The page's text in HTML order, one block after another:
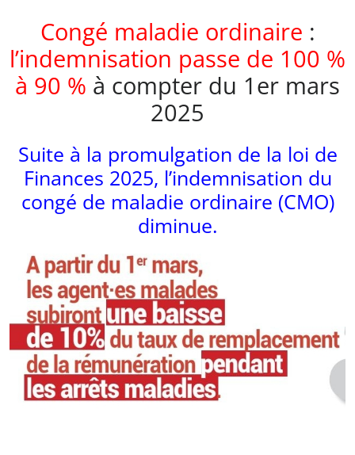
Congé maladie ordinaire :
l’indemnisation passe de 100 %
à 90 % à compter du 1er mars
2025
Suite à la promulgation de la loi de
Finances 2025, l’indemnisation du
congé de maladie ordinaire (CMO)
diminue.